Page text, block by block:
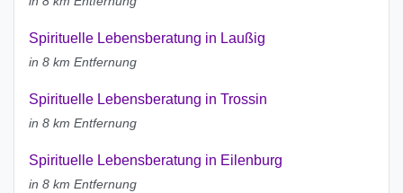
Spirituelle Lebensberatung in Laußig
in 8 km Entfernung
Spirituelle Lebensberatung in Trossin
in 8 km Entfernung
Spirituelle Lebensberatung in Eilenburg
in 8 km Entfernung